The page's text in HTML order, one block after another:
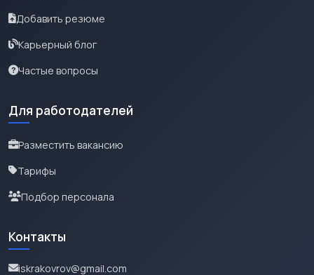
Добавить резюме
Карьерный блог
Частые вопросы
Для работодателей
Разместить вакансию
Тарифы
Подбор персонала
Контакты
iskrakovrov@gmail.com